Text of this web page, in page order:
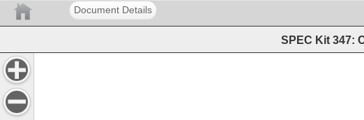
Document Details
SPEC Kit 347: